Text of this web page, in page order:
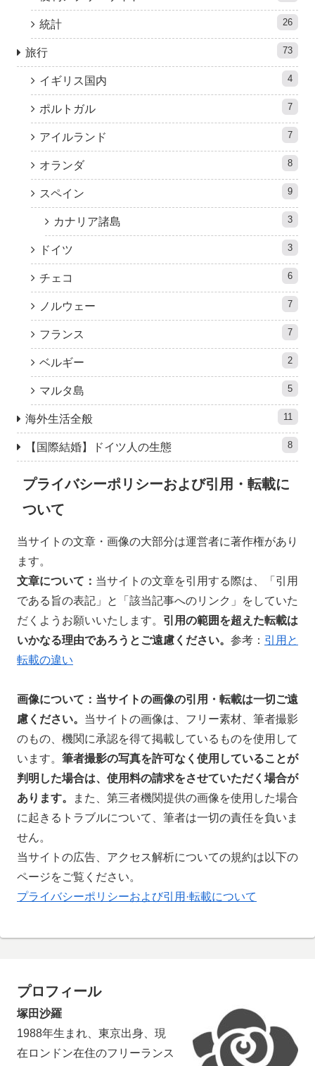
統計 26
旅行 73
イギリス国内 4
ポルトガル 7
アイルランド 7
オランダ 8
スペイン 9
カナリア諸島 3
ドイツ 3
チェコ 6
ノルウェー 7
フランス 7
ベルギー 2
マルタ島 5
海外生活全般 11
【国際結婚】ドイツ人の生態 8
プライバシーポリシーおよび引用・転載に
ついて
当サイトの文章・画像の大部分は運営者に著作権があり
ます。
文章について： 当サイトの文章を引用する際は、「引用
である旨の表記」と「該当記事へのリンク」をしていた
だくようお願いいたします。
引用の範囲を超えた転載は
いかなる理由であろうとご遠慮ください。 参考： 引用と
転載の違い
画像について：当サイトの画像の引用・転載は一切ご遠
慮ください。 当サイトの画像は、フリー素材、筆者撮影
のもの、機関に承認を得て掲載しているものを使用して
います。 筆者撮影の写真を許可なく使用していることが
判明した場合は、使用料の請求をさせていただく場合が
あります。
また、第三者機関提供の画像を使用した場合
に起きるトラブルについて、筆者は一切の責任を負いま
せん。
当サイトの広告、アクセス解析についての規約は以下の
ページをご覧ください。
プライバシーポリシーおよび引用·転載について
プロフィール
塚田沙羅
1988年生まれ、東京出身、現
在ロンドン在住のフリーランス